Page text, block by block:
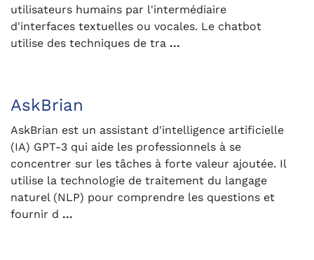
utilisateurs humains par l'intermédiaire
d'interfaces textuelles ou vocales. Le chatbot
utilise des techniques de tra ...
AskBrian
AskBrian est un assistant d'intelligence artificielle
(IA) GPT-3 qui aide les professionnels à se
concentrer sur les tâches à forte valeur ajoutée. Il
utilise la technologie de traitement du langage
naturel (NLP) pour comprendre les questions et
fournir d ...